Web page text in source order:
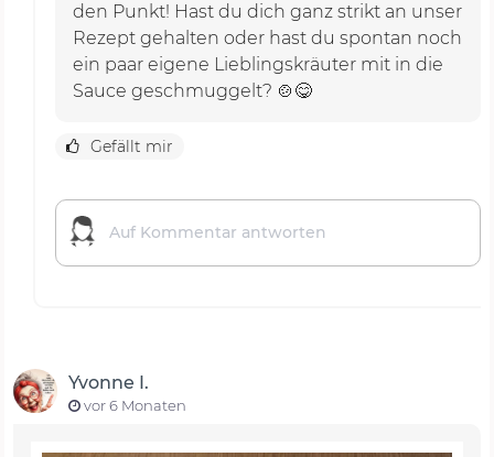
den Punkt! Hast du dich ganz strikt an unser
Rezept gehalten oder hast du spontan noch
ein paar eigene Lieblingskräuter mit in die
Sauce geschmuggelt? 🍲😋
Gefällt mir
Yvonne I.
vor 6 Monaten